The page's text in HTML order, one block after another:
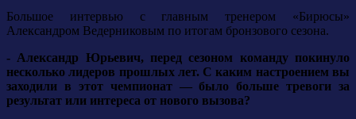
Большое интервью с главным тренером «Бирюсы»
Александром Ведерниковым по итогам бронзового сезона.
- Александр Юрьевич, перед сезоном команду покинуло
несколько лидеров прошлых лет. С каким настроением вы
заходили в этот чемпионат — было больше тревоги за
результат или интереса от нового вызова?